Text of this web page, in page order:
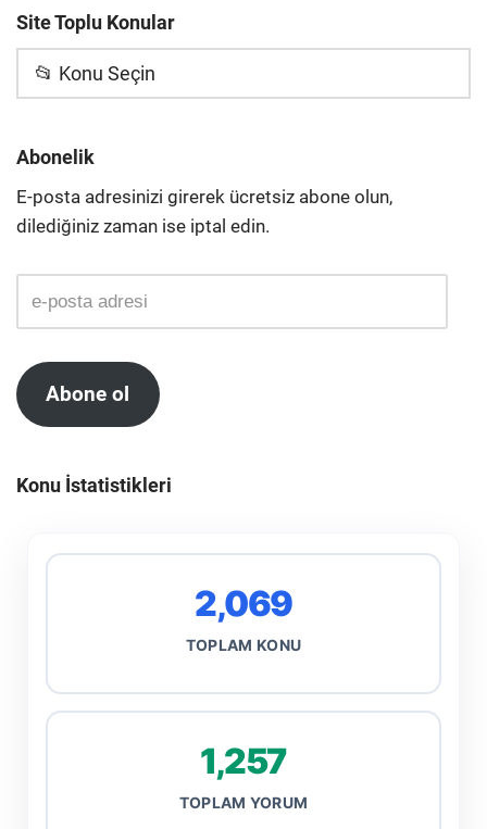
Site Toplu Konular
📂 Konu Seçin
Abonelik
E-posta adresinizi girerek ücretsiz abone olun,
dilediğiniz zaman ise iptal edin.
Abone ol
Konu İstatistikleri
2,069
TOPLAM KONU
1,257
TOPLAM YORUM